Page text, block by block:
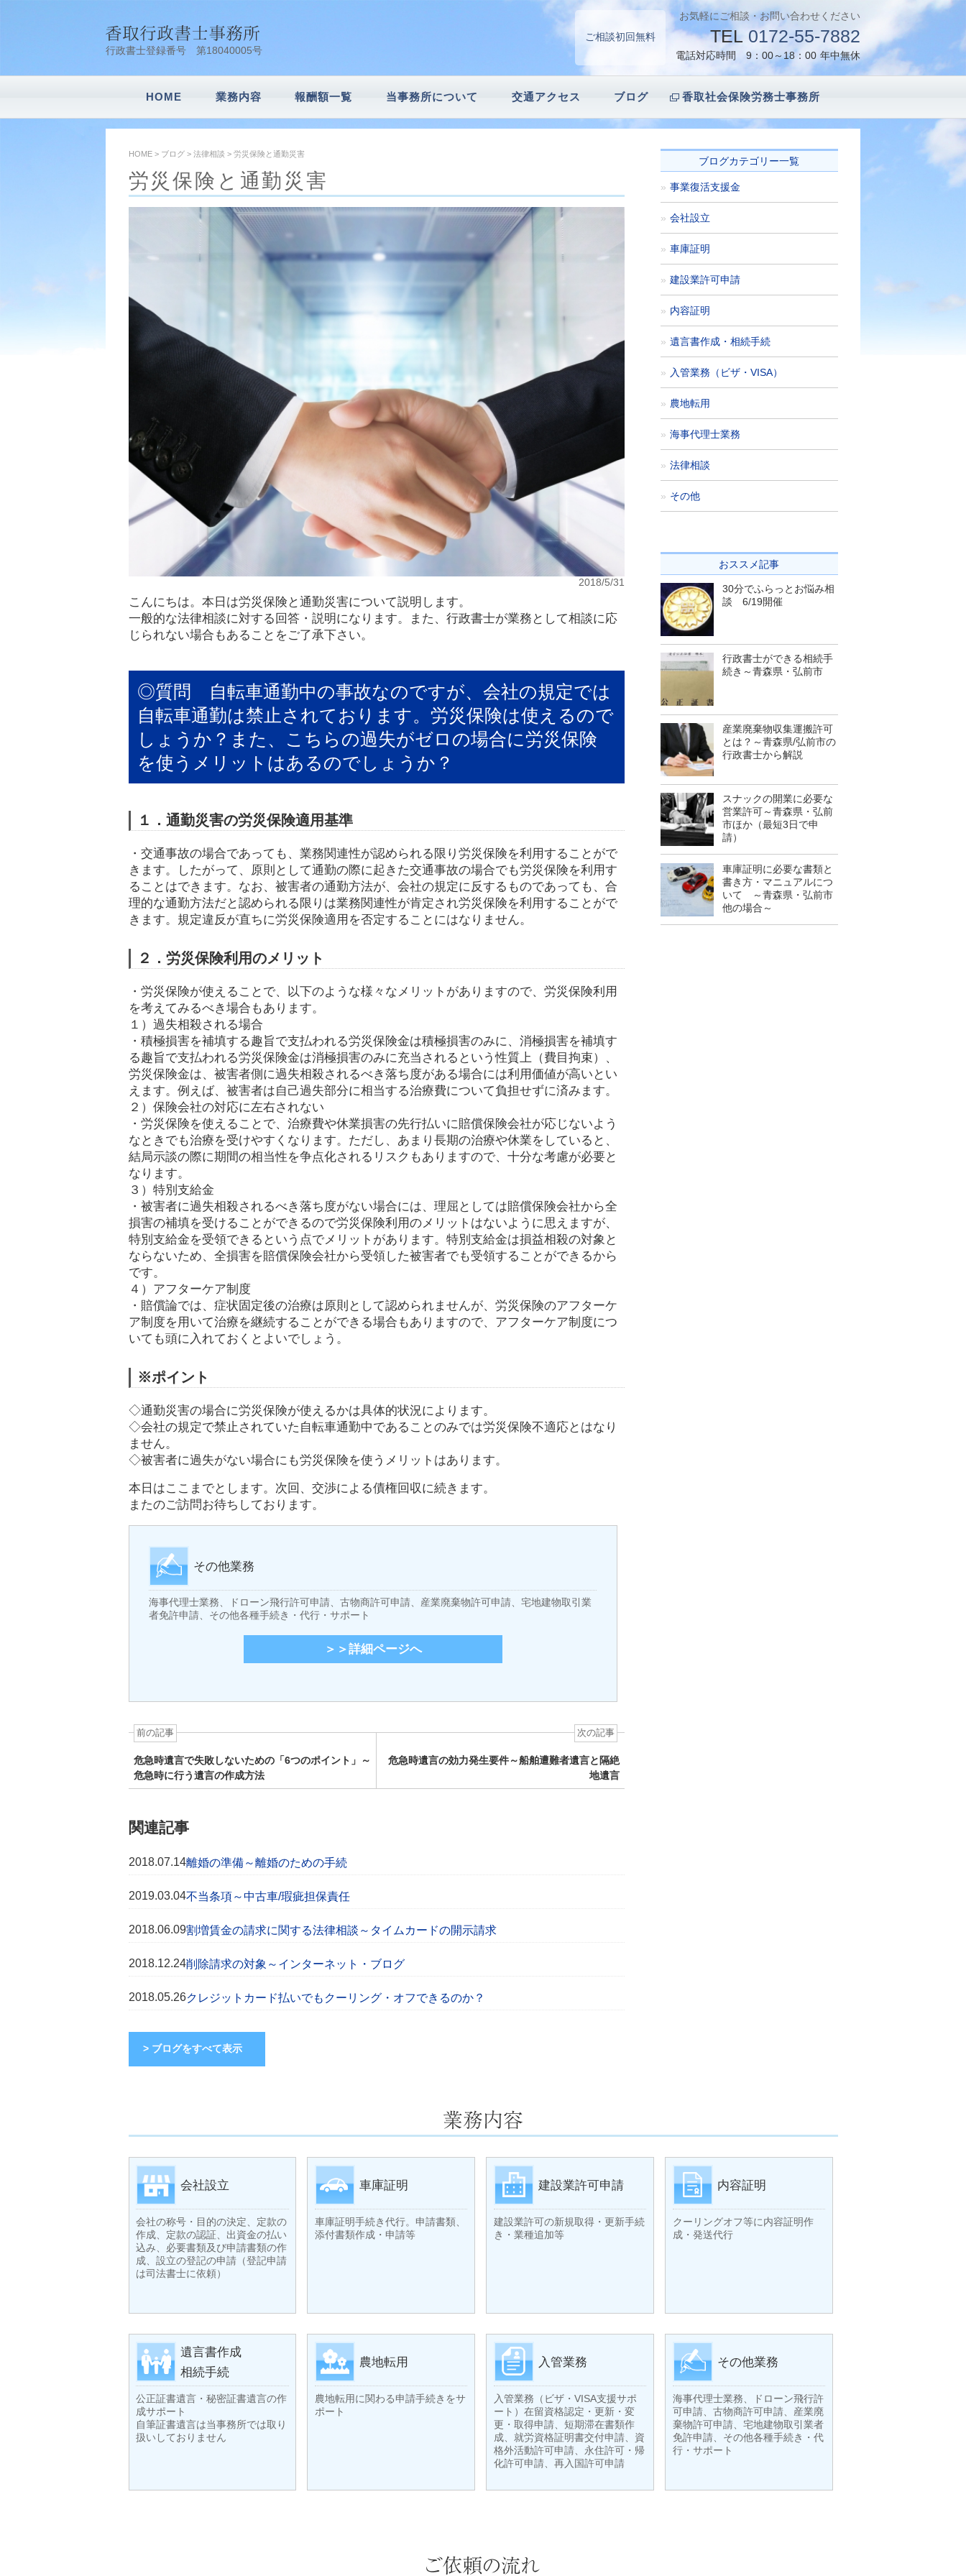
行政書士登録番号 第18040005号
ご相談初回無料
お気軽にご相談・お問い合わせください
TEL 0172-55-7882
電話対応時間 9：00～18：00 年中無休
HOME 業務内容 報酬額一覧 当事務所について 交通アクセス ブログ 香取社会保険労務士事務所
HOME> ブログ> 法律相談 > 労災保険と通勤災害
労災保険と通勤災害
2018/5/31
こんにちは。本日は労災保険と通勤災害について説明します。
一般的な法律相談に対する回答・説明になります。また、行政書士が業務として相談に応
じられない場合もあることをご了承下さい。
◎質問 自転車通勤中の事故なのですが、会社の規定では
自転車通勤は禁止されております。労災保険は使えるので
しょうか？また、こちらの過失がゼロの場合に労災保険
を使うメリットはあるのでしょうか？
１．通勤災害の労災保険適用基準
・交通事故の場合であっても、業務関連性が認められる限り労災保険を利用することがで
きます。したがって、原則として通勤の際に起きた交通事故の場合でも労災保険を利用す
ることはできます。なお、被害者の通勤方法が、会社の規定に反するものであっても、合
理的な通勤方法だと認められる限りは業務関連性が肯定され労災保険を利用することがで
きます。規定違反が直ちに労災保険適用を否定することにはなりません。
２．労災保険利用のメリット
・労災保険が使えることで、以下のような様々なメリットがありますので、労災保険利用
を考えてみるべき場合もあります。
１）過失相殺される場合
・積極損害を補填する趣旨で支払われる労災保険金は積極損害のみに、消極損害を補填す
る趣旨で支払われる労災保険金は消極損害のみに充当されるという性質上（費目拘束）、
労災保険金は、被害者側に過失相殺されるべき落ち度がある場合には利用価値が高いとい
えます。例えば、被害者は自己過失部分に相当する治療費について負担せずに済みます。
２）保険会社の対応に左右されない
・労災保険を使えることで、治療費や休業損害の先行払いに賠償保険会社が応じないよう
なときでも治療を受けやすくなります。ただし、あまり長期の治療や休業をしていると、
結局示談の際に期間の相当性を争点化されるリスクもありますので、十分な考慮が必要と
なります。
３）特別支給金
・被害者に過失相殺されるべき落ち度がない場合には、理屈としては賠償保険会社から全
損害の補填を受けることができるので労災保険利用のメリットはないように思えますが、
特別支給金を受領できるという点でメリットがあります。特別支給金は損益相殺の対象と
ならないため、全損害を賠償保険会社から受領した被害者でも受領することができるから
です。
４）アフターケア制度
・賠償論では、症状固定後の治療は原則として認められませんが、労災保険のアフターケ
ア制度を用いて治療を継続することができる場合もありますので、アフターケア制度につ
いても頭に入れておくとよいでしょう。
※ポイント
◇通勤災害の場合に労災保険が使えるかは具体的状況によります。
◇会社の規定で禁止されていた自転車通勤中であることのみでは労災保険不適応とはなり
ません。
◇被害者に過失がない場合にも労災保険を使うメリットはあります。
本日はここまでとします。次回、交渉による債権回収に続きます。
またのご訪問お待ちしております。
その他業務
海事代理士業務、ドローン飛行許可申請、古物商許可申請、産業廃棄物許可申請、宅地建物取引業
者免許申請、その他各種手続き・代行・サポート
＞＞詳細ページへ
前の記事
危急時遺言で失敗しないための「6つのポイント」～
危急時に行う遺言の作成方法
次の記事
危急時遺言の効力発生要件～船舶遭難者遺言と隔絶
地遺言
関連記事
2018.07.14離婚の準備～離婚のための手続
2019.03.04不当条項～中古車/瑕疵担保責任
2018.06.09割増賃金の請求に関する法律相談～タイムカードの開示請求
2018.12.24削除請求の対象～インターネット・ブログ
2018.05.26クレジットカード払いでもクーリング・オフできるのか？
> ブログをすべて表示
ブログカテゴリー一覧
事業復活支援金
会社設立
車庫証明
建設業許可申請
内容証明
遺言書作成・相続手続
入管業務（ビザ・VISA）
農地転用
海事代理士業務
法律相談
その他
おススメ記事
30分でふらっとお悩み相
談 6/19開催
行政書士ができる相続手
続き～青森県・弘前市
産業廃棄物収集運搬許可
とは？～青森県/弘前市の
行政書士から解説
スナックの開業に必要な
営業許可～青森県・弘前
市ほか（最短3日で申
請）
車庫証明に必要な書類と
書き方・マニュアルにつ
いて ～青森県・弘前市
他の場合～
会社設立
会社の称号・目的の決定、定款の
作成、定款の認証、出資金の払い
込み、必要書類及び申請書類の作
成、設立の登記の申請（登記申請
は司法書士に依頼）
車庫証明
車庫証明手続き代行。申請書類、
添付書類作成・申請等
建設業許可申請
建設業許可の新規取得・更新手続
き・業種追加等
内容証明
クーリングオフ等に内容証明作
成・発送代行
遺言書作成
相続手続
公正証書遺言・秘密証書遺言の作
成サポート
自筆証書遺言は当事務所では取り
扱いしておりません
農地転用
農地転用に関わる申請手続きをサ
ポート
入管業務
入管業務（ビザ・VISA支援サポ
ート）在留資格認定・更新・変
更・取得申請、短期滞在書類作
成、就労資格証明書交付申請、資
格外活動許可申請、永住許可・帰
化許可申請、再入国許可申請
その他業務
海事代理士業務、ドローン飛行許
可申請、古物商許可申請、産業廃
棄物許可申請、宅地建物取引業者
免許申請、その他各種手続き・代
行・サポート